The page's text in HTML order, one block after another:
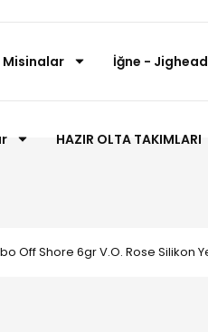
Misinalar İğne -
HAZIR OLTA TAKIMLARI
Off Shore 6gr V.O. Rose Silikon